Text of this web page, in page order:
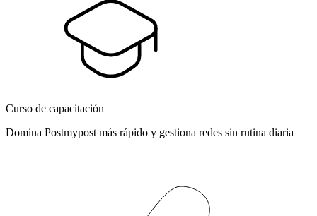
Curso de capacitación
Domina Postmypost más rápido y gestiona redes sin rutina diaria